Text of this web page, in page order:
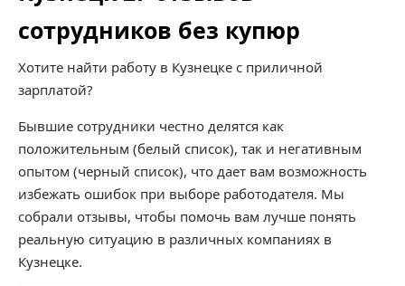
сотрудников без купюр
Хотите найти работу в Кузнецке с приличной
зарплатой?
Бывшие сотрудники честно делятся как
положительным (белый список), так и негативным
опытом (черный список), что дает вам возможность
избежать ошибок при выборе работодателя. Мы
собрали отзывы, чтобы помочь вам лучше понять
реальную ситуацию в различных компаниях в
Кузнецке.